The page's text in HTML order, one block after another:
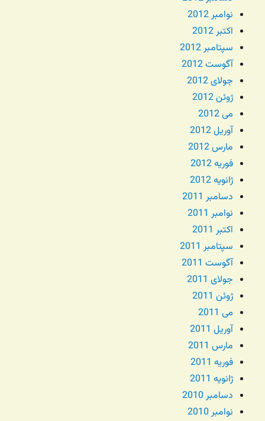
نوامبر 2012
اکتبر 2012
سپتامبر 2012
آگوست 2012
جولای 2012
ژوئن 2012
می 2012
آوریل 2012
مارس 2012
فوریه 2012
ژانویه 2012
دسامبر 2011
نوامبر 2011
اکتبر 2011
سپتامبر 2011
آگوست 2011
جولای 2011
ژوئن 2011
می 2011
آوریل 2011
مارس 2011
فوریه 2011
ژانویه 2011
دسامبر 2010
نوامبر 2010